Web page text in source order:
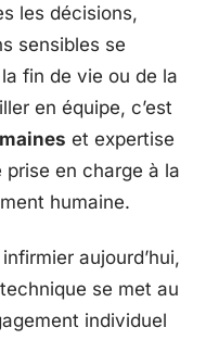
les décisions,
sensibles se
la fin de vie ou de la
en équipe, c’est
et expertise
en charge à la
humaine.
aujourd’hui,
se met au
individuel